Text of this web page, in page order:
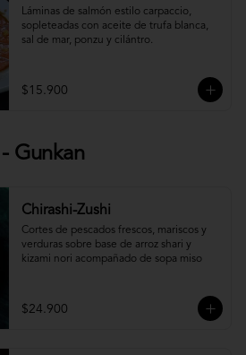
Láminas de salmón estilo carpaccio,
sopleteadas con aceite de trufa blanca,
sal de mar, ponzu y cilántro.
$15.900
Gunkan
Chirashi-Zushi
Cortes de pescados frescos, mariscos y
verduras sobre base de arroz shari y
kizami nori acompañado de sopa miso
$24.900